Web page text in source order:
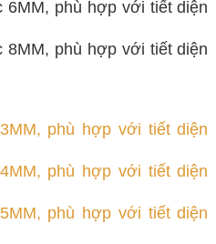
6MM, phù hợp với tiết diện
8MM, phù hợp với tiết diện
phù hợp với tiết diện
phù hợp với tiết diện
phù hợp với tiết diện